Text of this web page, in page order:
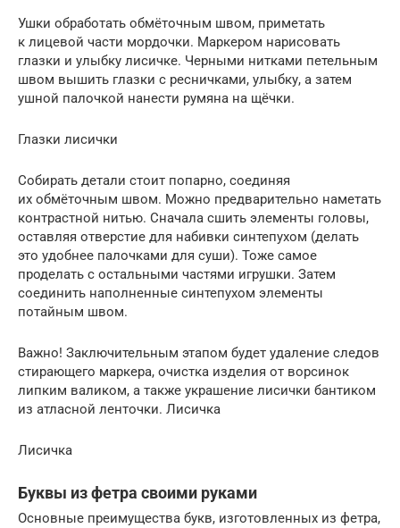
Ушки обработать обмёточным швом, приметать
к лицевой части мордочки. Маркером нарисовать
глазки и улыбку лисичке. Черными нитками петельным
швом вышить глазки с ресничками, улыбку, а затем
ушной палочкой нанести румяна на щёчки.
Глазки лисички
Собирать детали стоит попарно, соединяя
их обмёточным швом. Можно предварительно наметать
контрастной нитью. Сначала сшить элементы головы,
оставляя отверстие для набивки синтепухом (делать
это удобнее палочками для суши). Тоже самое
проделать с остальными частями игрушки. Затем
соединить наполненные синтепухом элементы
потайным швом.
Важно! Заключительным этапом будет удаление следов
стирающего маркера, очистка изделия от ворсинок
липким валиком, а также украшение лисички бантиком
из атласной ленточки. Лисичка
Лисичка
Буквы из фетра своими руками
Основные преимущества букв, изготовленных из фетра,